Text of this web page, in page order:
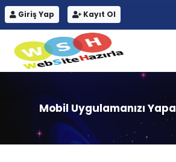
Giriş Yap Kayıt Ol
Mobil Uygulamanızı